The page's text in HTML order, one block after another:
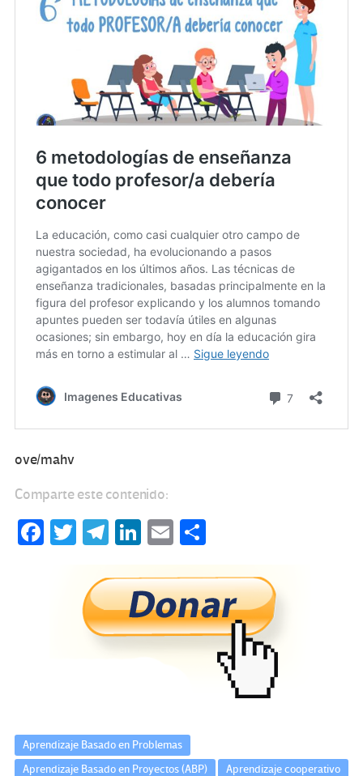
ove/mahv
Comparte este contenido:
Fa T
tt
er
Te
gr
a
m
Li
ke
dI
n
E
ail m
p
ar
tir
Aprendizaje Basado en Problemas
Aprendizaje Basado en Proyectos (ABP)
Aprendizaje cooperativo